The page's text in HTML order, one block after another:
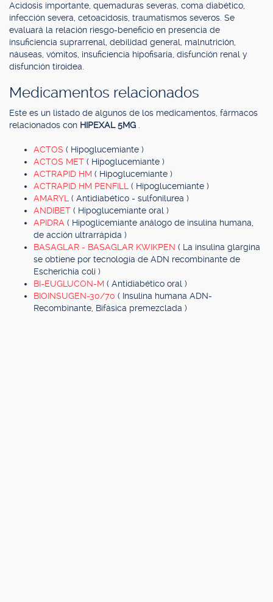
Acidosis importante, quemaduras severas, coma diabético,
infección severa, cetoacidosis, traumatismos severos. Se
evaluará la relación riesgo-beneficio en presencia de
insuficiencia suprarrenal, debilidad general, malnutrición,
náuseas, vómitos, insuficiencia hipofisaria, disfunción renal y
disfunción tiroidea.
Medicamentos relacionados
Este es un listado de algunos de los medicamentos, fármacos
relacionados con HIPEXAL 5MG
ACTOS ( Hipoglucemiante )
ACTOS MET ( Hipoglucemiante )
ACTRAPID HM ( Hipoglucemiante )
ACTRAPID HM PENFILL ( Hipoglucemiante )
AMARYL ( Antidiabético - sulfonilurea )
ANDIBET ( Hipoglucemiante oral )
APIDRA ( Hipoglicemiante análogo de insulina humana,
de acción ultrarrápida )
BASAGLAR - BASAGLAR KWIKPEN ( La insulina glargina
se obtiene por tecnología de ADN recombinante de
Escherichia coli )
BI-EUGLUCON-M ( Antidiabético oral )
BIOINSUGEN-30/70 ( Insulina humana ADN-
Recombinante, Bifásica premezclada )